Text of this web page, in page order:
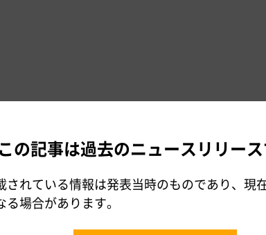
の記事は過去のニュースリリース
されている情報は発表当時のものであり、現
る場合があります。